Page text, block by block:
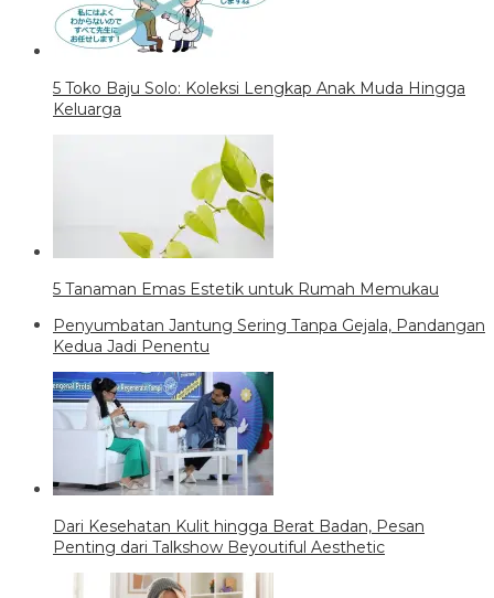
5 Toko Baju Solo: Koleksi Lengkap Anak Muda Hingga
Keluarga
5 Tanaman Emas Estetik untuk Rumah Memukau
Penyumbatan Jantung Sering Tanpa Gejala, Pandangan
Kedua Jadi Penentu
Dari Kesehatan Kulit hingga Berat Badan, Pesan
Penting dari Talkshow Beyoutiful Aesthetic